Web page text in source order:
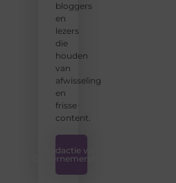
bloggers
en
lezers
die
houden
van
afwisseling
en
frisse
content.
Redactie van
Ondernemershuis